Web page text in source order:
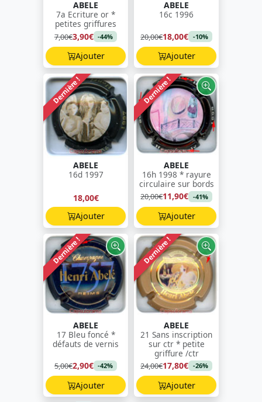
ABELE
7a Ecriture or *
petites griffures
7,00€3,90€ -44%
Ajouter
ABELE
16c 1996
20,00€18,00€ -10%
Ajouter
Dernière !
ABELE
16d 1997
18,00€
Ajouter
Dernière !
ABELE
16h 1998 * rayure
circulaire sur bords
20,00€11,90€ -41%
Ajouter
Dernière !
ABELE
17 Bleu foncé *
défauts de vernis
5,00€2,90€ -42%
Ajouter
Dernière !
ABELE
21 Sans inscription
sur ctr * petite
griffure /ctr
24,00€17,80€ -26%
Ajouter